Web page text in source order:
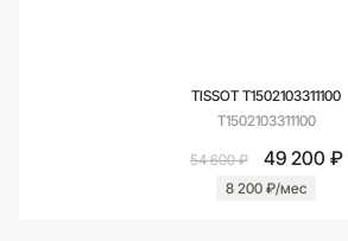
TISSOT T1502103311100
T1502103311100
54 600 ₽ 49 200 ₽
8 200 ₽/мес